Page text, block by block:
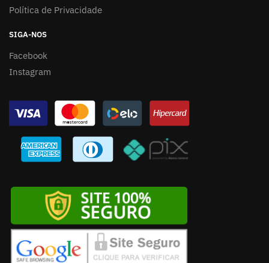
Política de Privacidade
SIGA-NOS
Facebook
Instagram